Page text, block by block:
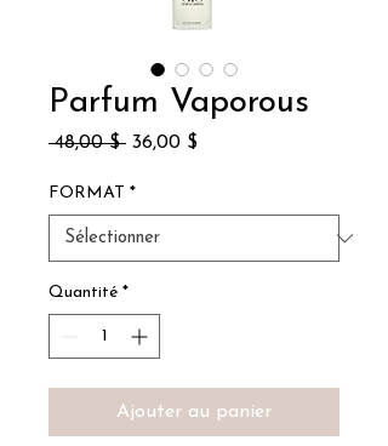
Parfum Vaporous
48,00 $ Prix
36,00 $Prix
FORMAT *
Quantité *
Ajouter au panier